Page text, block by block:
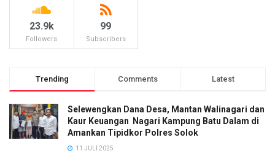
23.9k
Followers
99
Subscribers
Trending Comments Latest
Selewengkan Dana Desa, Mantan Walinagari dan
Kaur Keuangan Nagari Kampung Batu Dalam di
Amankan Tipidkor Polres Solok
11 JULI 2025